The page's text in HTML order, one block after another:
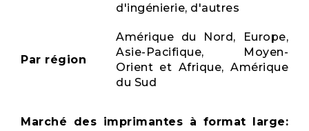
d'ingénierie, d'autres
Par région
Amérique du Nord, Europe,
Asie-Pacifique, Moyen-
Orient et Afrique, Amérique
du Sud
Marché des imprimantes à format large: